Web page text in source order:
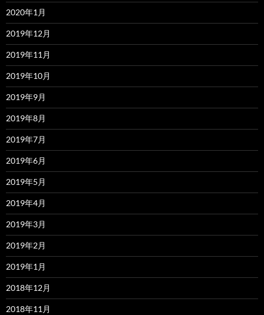
2020年1月
2019年12月
2019年11月
2019年10月
2019年9月
2019年8月
2019年7月
2019年6月
2019年5月
2019年4月
2019年3月
2019年2月
2019年1月
2018年12月
2018年11月